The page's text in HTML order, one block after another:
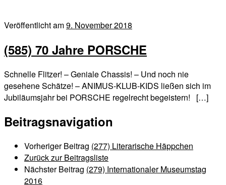
Veröffentlicht am9. November 2018
(585) 70 Jahre PORSCHE
Schnelle Flitzer! – Geniale Chassis! – Und noch nie
gesehene Schätze! – ANIMUS-KLUB-KIDS ließen sich im
Jubiläumsjahr bei PORSCHE regelrecht begeistern! […]
Beitragsnavigation
Vorheriger Beitrag (277) Literarische Häppchen
Zurück zur Beitragsliste
Nächster Beitrag (279) Internationaler Museumstag
2016